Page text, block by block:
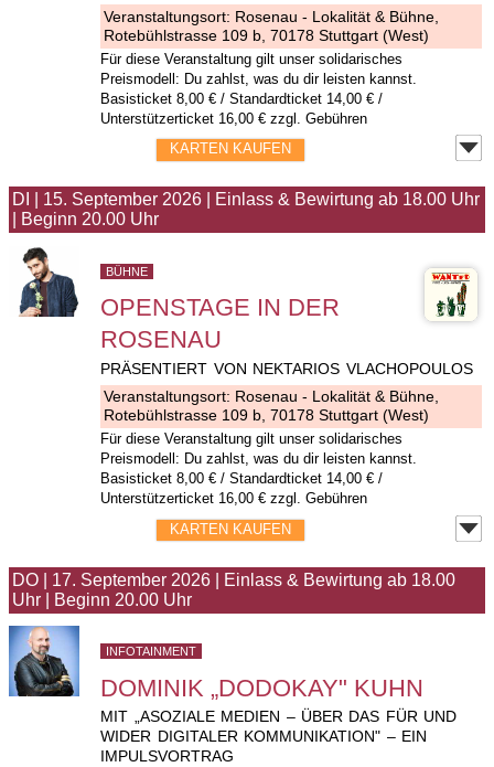
Veranstaltungsort: Rosenau - Lokalität & Bühne
Rotebühlstrasse 109 b, 70178 Stuttgart (West)
Für diese Veranstaltung gilt unser solidarisches
Preismodell: Du zahlst, was du dir leisten kannst.
Basisticket 8,00 € / Standardticket 14,00 € /
Unterstützerticket 16,00 € zzgl. Gebühren
KARTEN KAUFEN
DI 15. September 2026
Einlass & Bewirtung ab 18.00 Uhr
Beginn 20.00 Uhr
BÜHNE
OPENSTAGE IN DER
ROSENAU
PRÄSENTIERT VON NEKTARIOS VLACHOPOULOS
Veranstaltungsort: Rosenau - Lokalität & Bühne,
Rotebühlstrasse 109 b, 70178 Stuttgart (West)
Für diese Veranstaltung gilt unser solidarisches
Preismodell: Du zahlst, was du dir leisten kannst.
Basisticket 8,00 € / Standardticket 14,00 € /
Unterstützerticket 16,00 € zzgl. Gebühren
KARTEN KAUFEN
DO 17. September 2026
Einlass & Bewirtung ab 18.00
Uhr
Beginn 20.00 Uhr
INFOTAINMENT
DOMINIK „DODOKAY" KUHN
MIT „ASOZIALE MEDIEN – ÜBER DAS FÜR UND
WIDER DIGITALER KOMMUNIKATION" – EIN
IMPULSVORTRAG